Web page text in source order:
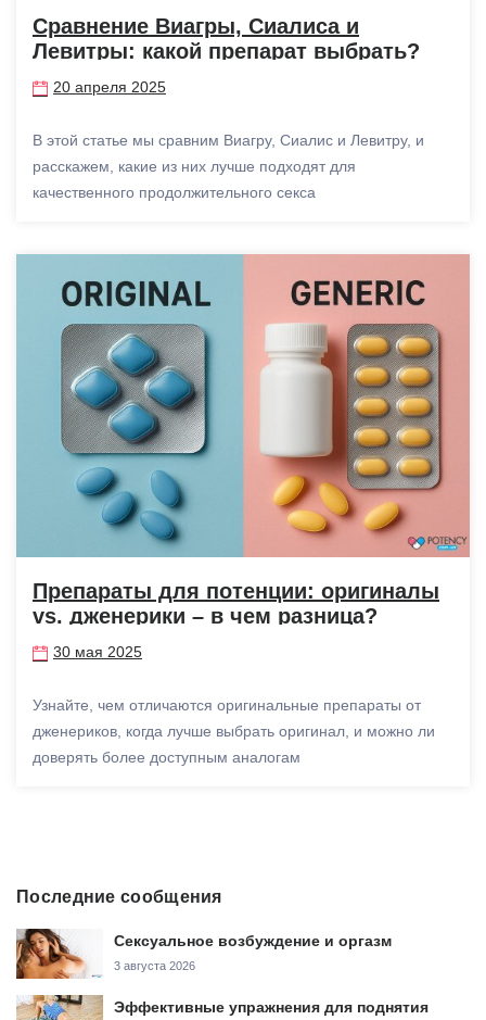
Сравнение Виагры, Сиалиса и
Левитры: какой препарат выбрать?
20 апреля 2025
В этой статье мы сравним Виагру, Сиалис и Левитру, и
расскажем, какие из них лучше подходят для
качественного продолжительного секса
Препараты для потенции: оригиналы
vs. дженерики – в чем разница?
30 мая 2025
Узнайте, чем отличаются оригинальные препараты от
дженериков, когда лучше выбрать оригинал, и можно ли
доверять более доступным аналогам
Последние сообщения
Сексуальное возбуждение и оргазм
3 августа 2026
Эффективные упражнения для поднятия